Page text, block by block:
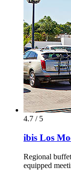
4.7 / 5
ibis Los
Regional
equipped